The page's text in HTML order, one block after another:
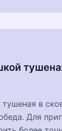
в
Для